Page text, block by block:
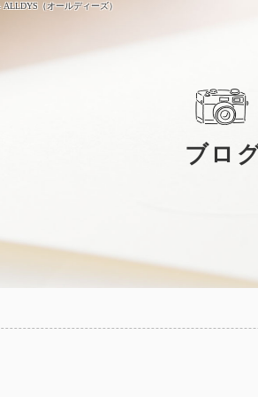
（オールディーズ）
ブロ